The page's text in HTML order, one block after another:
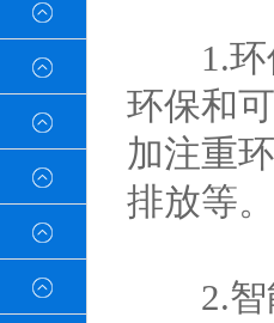
1.环保
环保和
加注重
排放等。
2.智能